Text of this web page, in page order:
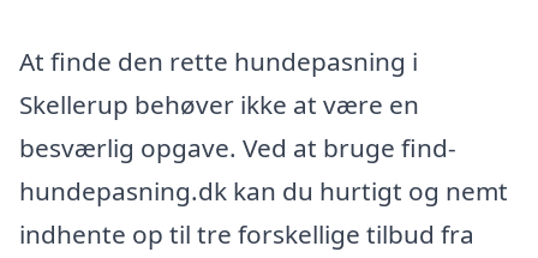
At finde den rette hundepasning i
Skellerup behøver ikke at være en
besværlig opgave. Ved at bruge find-
hundepasning.dk kan du hurtigt og nemt
indhente op til tre forskellige tilbud fra